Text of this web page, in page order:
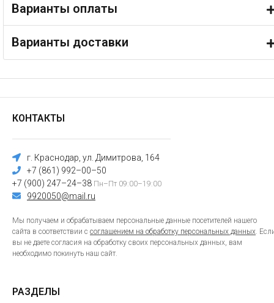
Варианты оплаты
Варианты доставки
КОНТАКТЫ
г. Краснодар, ул. Димитрова, 164
+7 (861) 992–00–50
+7 (900) 247–24–38 Пн–Пт 09:00–19:00
9920050@mail.ru
Мы получаем и обрабатываем персональные данные посетителей нашего
сайта в соответствии с соглашением на обработку персональных данных.
вы не даете согласия на обработку своих персональных данных, вам
необходимо покинуть наш сайт.
РАЗДЕЛЫ